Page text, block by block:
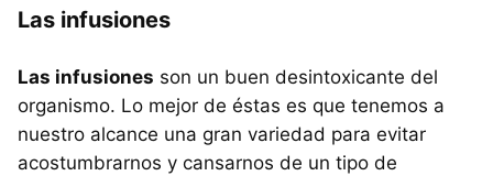
Las infusiones
Las infusiones son un buen desintoxicante del
organismo. Lo mejor de éstas es que tenemos a
nuestro alcance una gran variedad para evitar
acostumbrarnos y cansarnos de un tipo de